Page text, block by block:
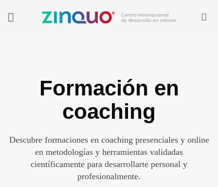
Formación en
coaching
Descubre formaciones en coaching presenciales y online
en metodologías y herramientas validadas
científicamente para desarrollarte personal y
profesionalmente.